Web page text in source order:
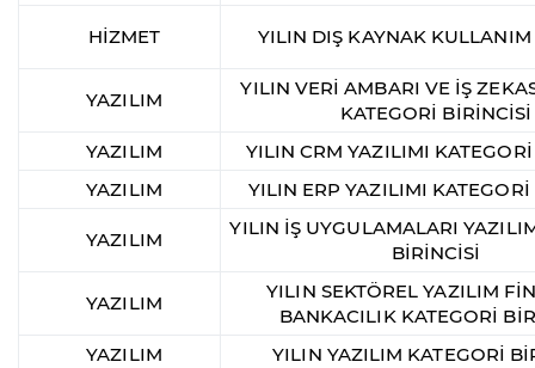
HİZMET YILIN DIŞ KAYNAK
YAZILIM
YILIN VERİ AMBARI VE İŞ
KATEGORİ BİRİNCİSİ
YAZILIM
YILIN CRM YAZILIMI
YAZILIM
YILIN ERP YAZILIMI
YAZILIM
YILIN İŞ UYGULAMALARI
BİRİNCİSİ
YAZILIM
YILIN SEKTÖREL YAZILIM
BANKACILIK KATEGORİ
YAZILIM
YILIN YAZILIM KATEGORİ